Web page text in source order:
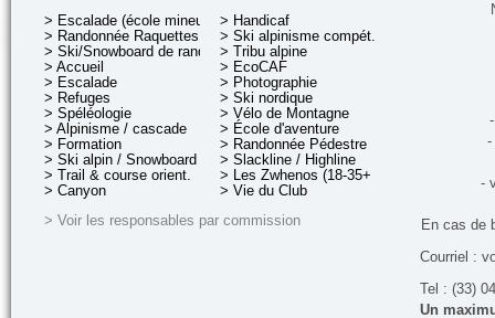
> Escalade (école mineurs)
> Randonnée Raquettes
> Ski/Snowboard de rando.
> Accueil
> Escalade
> Refuges
> Spéléologie
> Alpinisme / cascade
> Formation
> Ski alpin / Snowboard
> Trail & course orient.
> Canyon
> Handicaf
> Ski alpinisme compét.
> Tribu alpine
> EcoCAF
> Photographie
> Ski nordique
> Vélo de Montagne
> École d'aventure
> Randonnée Pédestre
> Slackline / Highline
> Les Zwhenos (18-35+ ans)
> Vie du Club
> Voir les responsables par commission
-
-
En cas de
Courriel :
Tel : (33)
Un